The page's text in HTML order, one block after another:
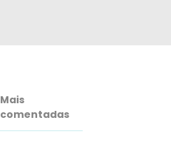
Mais
comentadas